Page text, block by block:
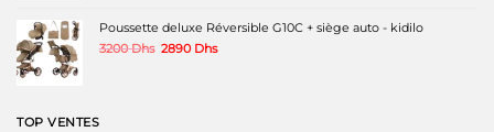
était :
80 Dhs.
est :
50 Dhs.
Poussette deluxe Réversible G10C + siège auto - kidilo
3200Dhs Le
2890 DhsLe
TOP VENTES